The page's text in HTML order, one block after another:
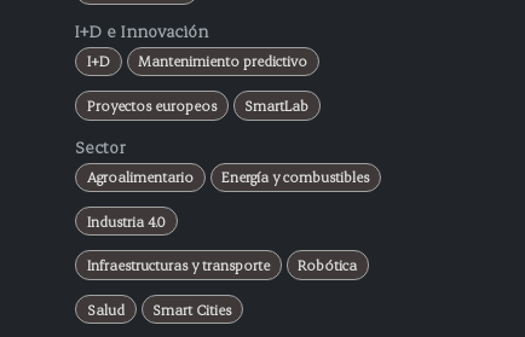
I+D e Innovación
I+D Mantenimiento predictivo
Proyectos europeos SmartLab
Sector
Agroalimentario Energía y combustibles
Industria 4.0
Infraestructuras y transporte Robótica
Salud Smart Cities